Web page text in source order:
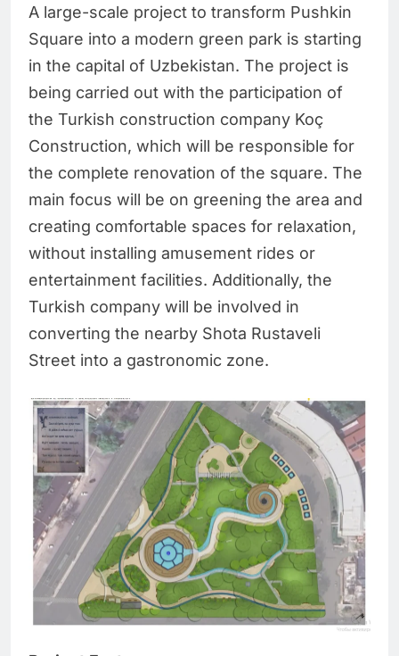
A large-scale project to transform Pushkin
Square into a modern green park is starting
in the capital of Uzbekistan. The project is
being carried out with the participation of
the Turkish construction company Koç
Construction, which will be responsible for
the complete renovation of the square. The
main focus will be on greening the area and
creating comfortable spaces for relaxation,
without installing amusement rides or
entertainment facilities. Additionally, the
Turkish company will be involved in
converting the nearby Shota Rustaveli
Street into a gastronomic zone.